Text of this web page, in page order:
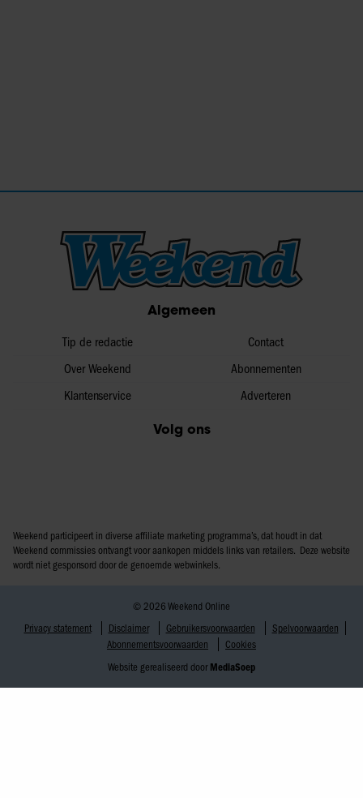
Algemeen
Tip de redactie
Over Weekend
Klantenservice
Contact
Abonnementen
Adverteren
Volg ons
Weekend participeert in diverse affiliate marketing programma’s, dat houdt in dat
Weekend commissies ontvangt voor aankopen middels links van retailers. Deze website
wordt niet gesponsord door de genoemde webwinkels.
© 2026 Weekend Online
Privacy statement
Disclaimer Gebruikersvoorwaarden
Spelvoorwaarden
Abonnementsvoorwaarden
Cookies
Website gerealiseerd door MediaSoep